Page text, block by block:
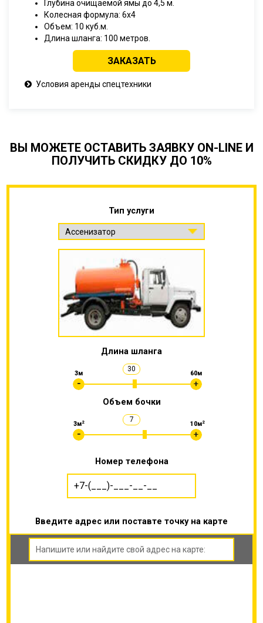
Глубина очищаемой ямы до 4,5 м.
Колесная формула: 6x4
Объем: 10 куб.м.
Длина шланга: 100 метров.
ЗАКАЗАТЬ
Условия аренды спецтехники
ВЫ МОЖЕТЕ ОСТАВИТЬ ЗАЯВКУ ON-LINE И
ПОЛУЧИТЬ СКИДКУ ДО 10%
Тип услуги
Длина шланга
30
3м 60м
Объем бочки
7
3м2 10м2
Номер телефона
Введите адрес или поставте точку на карте